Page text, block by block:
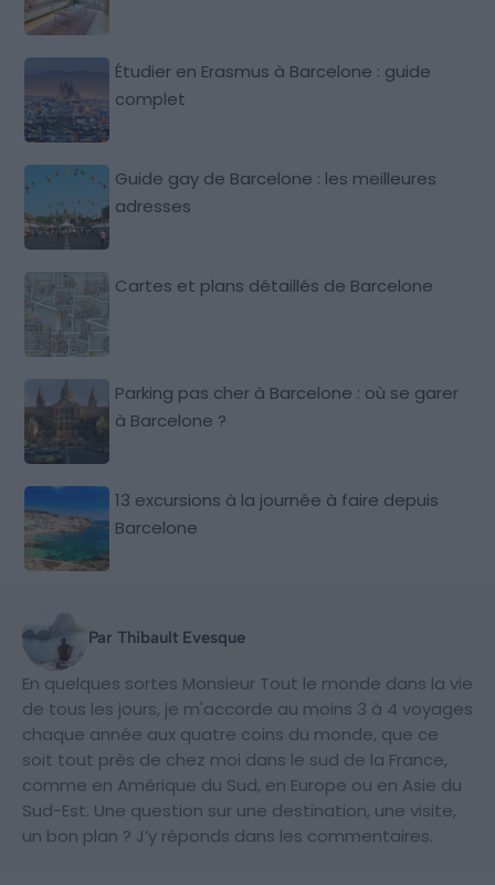
Étudier en Erasmus à Barcelone : guide
complet
Guide gay de Barcelone : les meilleures
adresses
Cartes et plans détaillés de Barcelone
Parking pas cher à Barcelone : où se garer
à Barcelone ?
13 excursions à la journée à faire depuis
Barcelone
Par Thibault Evesque
En quelques sortes Monsieur Tout le monde dans la vie
de tous les jours, je m'accorde au moins 3 à 4 voyages
chaque année aux quatre coins du monde, que ce
soit tout près de chez moi dans le sud de la France,
comme en Amérique du Sud, en Europe ou en Asie du
Sud-Est. Une question sur une destination, une visite,
un bon plan ? J’y réponds dans les commentaires.